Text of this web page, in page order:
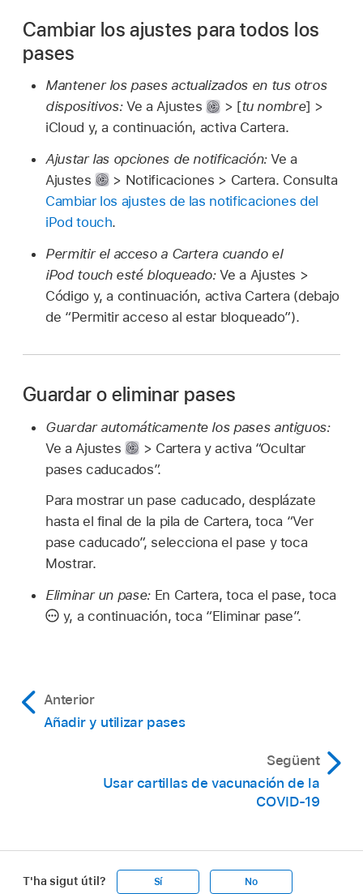
Cambiar los ajustes para todos los
pases
Mantener los pases actualizados en tus otros
dispositivos:Ve a Ajustes > [tu nombre] >
iCloud y, a continuación, activa Cartera.
Ajustar las opciones de notificación:Ve a
Ajustes
> Notificaciones > Cartera. Consulta
Cambiar los ajustes de las notificaciones del
iPod touch.
Permitir el acceso a Cartera cuando el
iPod touch esté bloqueado:Ve a Ajustes >
Código y, a continuación, activa Cartera (debajo
de “Permitir acceso al estar bloqueado”).
Guardar o eliminar pases
Guardar automáticamente los pases antiguos:
Ve a Ajustes
> Cartera y activa “Ocultar
pases caducados”.
Para mostrar un pase caducado, desplázate
hasta el final de la pila de Cartera, toca “Ver
pase caducado”, selecciona el pase y toca
Mostrar.
Eliminar un pase:En Cartera, toca el pase, toca
y, a continuación, toca “Eliminar pase”.
Anterior
Añadir y utilizar pases
Següent
Usar cartillas de vacunación de la
COVID-19
T'ha sigut útil? Sí No